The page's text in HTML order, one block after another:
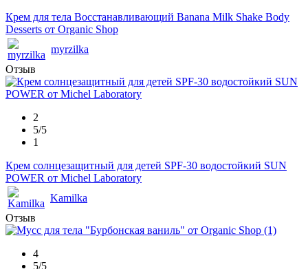
Крем для тела Восстанавливающий Banana Milk Shake Body
Desserts от Organic Shop
myrzilka
Отзыв
2
5/5
1
Крем солнцезащитный для детей SPF-30 водостойкий SUN
POWER от Michel Laboratory
Kamilka
Отзыв
4
5/5